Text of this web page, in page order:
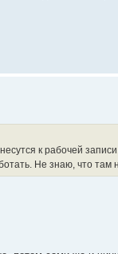
к рабочей
Не знаю, что там